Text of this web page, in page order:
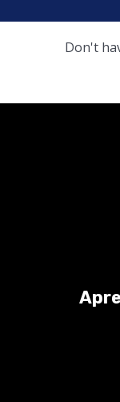
Don't